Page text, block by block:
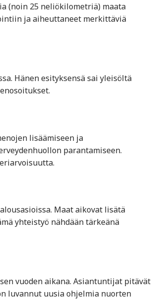
(noin 25 neliökilometriä) maata
ja aiheuttaneet merkittäviä
Hänen esityksensä sai yleisöltä
lisäämiseen ja
parantamiseen.
Maat aikovat lisätä
yhteistyö nähdään tärkeänä
vuoden aikana. Asiantuntijat pitävät
luvannut uusia ohjelmia nuorten